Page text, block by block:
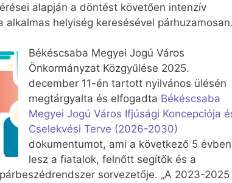
alapján a döntést követően intenzív
helyiség keresésével
Békéscsaba Megyei Jogú Város
Önkormányzat Közgyűlése 2025.
december 11-én tartott nyilvános ülésén
megtárgyalta és elfogadta Békéscsaba
Megyei Jogú Város Ifjúsági Koncepciója
Cselekvési Terve (2026-2030)
dokumentumot, ami a következő 5 évben
lesz a fiatalok, felnőtt segítők és a
sorvezetője. „A 2023-2025